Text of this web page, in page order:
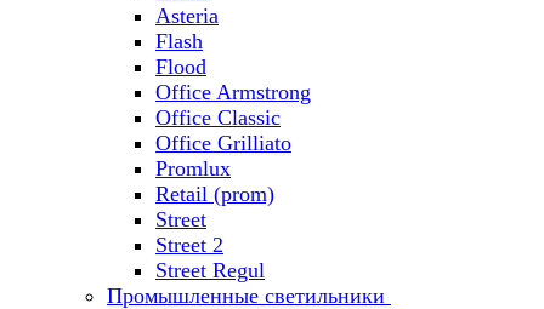
Asteria
Flash
Flood
Office Armstrong
Office Classic
Office Grilliato
Promlux
Retail (prom)
Street
Street 2
Street Regul
Промышленные светильники